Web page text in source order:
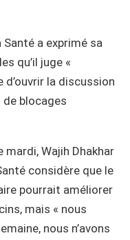
a exprimé sa
qu’il juge «
la discussion
blocages
mardi, Wajih Dhakhar
considère que le
pourrait améliorer
mais « nous
nous n’avons